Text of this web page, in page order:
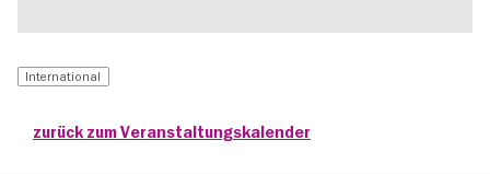
International
zurück zum Veranstaltungskalender